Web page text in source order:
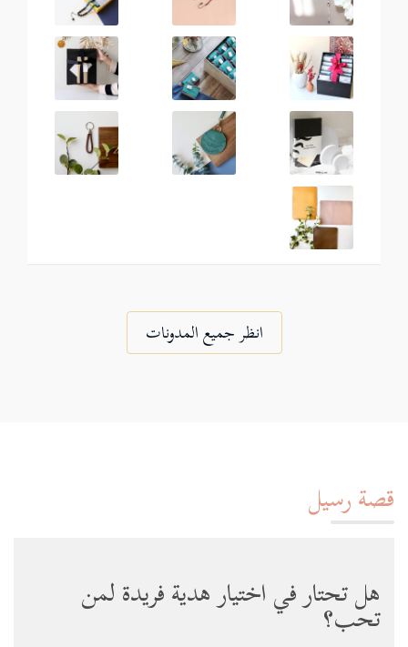
انظر جميع المدونات
قصة رسيل
هل تحتار في اختيار هدية فريدة لمن
تحب؟